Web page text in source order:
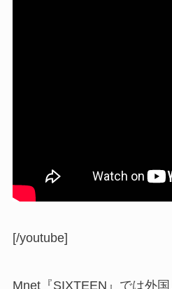
[/youtube]
Mnet『SIXTEEN』では外